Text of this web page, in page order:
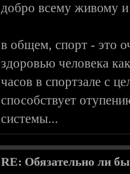
добро всему живому и
в общем, спорт - это
здоровью человека
часов в спортзале с
способствует
системы...
RE: Обязательно ли